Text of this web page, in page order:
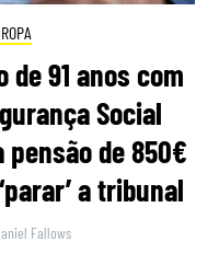
91 anos com
Social
de 850€
a tribunal
Fallows